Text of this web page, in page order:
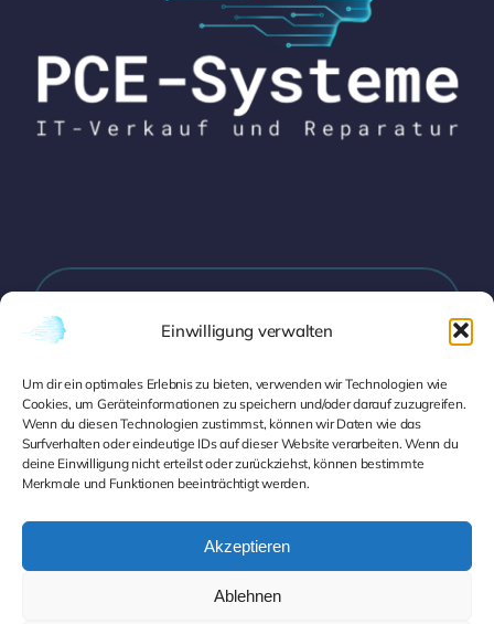
Einwilligung verwalten
Um dir ein optimales Erlebnis zu bieten, verwenden wir Technologien wie
Cookies, um Geräteinformationen zu speichern und/oder darauf zuzugreifen.
Wenn du diesen Technologien zustimmst, können wir Daten wie das
Surfverhalten oder eindeutige IDs auf dieser Website verarbeiten. Wenn du
deine Einwilligung nicht erteilst oder zurückziehst, können bestimmte
Merkmale und Funktionen beeinträchtigt werden.
Akzeptieren
Ablehnen
info@pce-systeme.de
0711 8790181
Impressum|